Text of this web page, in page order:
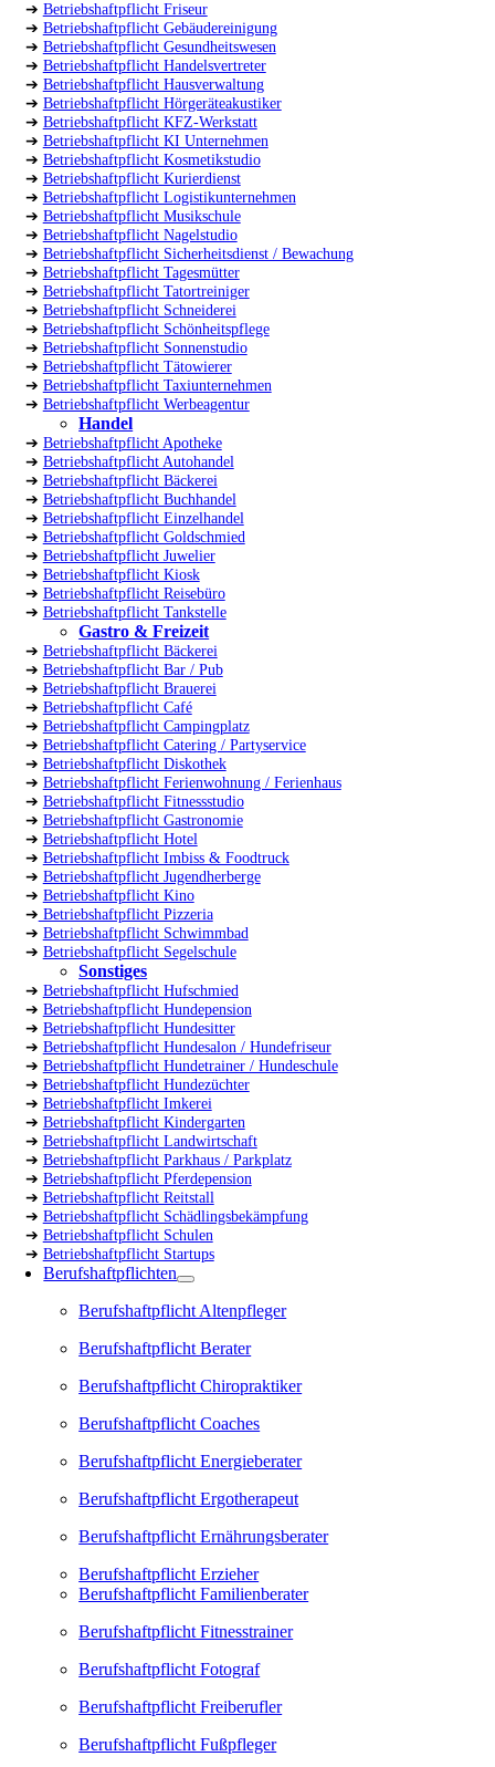
➔ Betriebshaftpflicht Friseur
➔ Betriebshaftpflicht Gebäudereinigung
➔ Betriebshaftpflicht Gesundheitswesen
➔ Betriebshaftpflicht Handelsvertreter
➔ Betriebshaftpflicht Hausverwaltung
➔ Betriebshaftpflicht Hörgeräteakustiker
➔ Betriebshaftpflicht KFZ-Werkstatt
➔ Betriebshaftpflicht KI Unternehmen
➔ Betriebshaftpflicht Kosmetikstudio
➔ Betriebshaftpflicht Kurierdienst
➔ Betriebshaftpflicht Logistikunternehmen
➔ Betriebshaftpflicht Musikschule
➔ Betriebshaftpflicht Nagelstudio
➔ Betriebshaftpflicht Sicherheitsdienst / Bewachung
➔ Betriebshaftpflicht Tagesmütter
➔ Betriebshaftpflicht Tatortreiniger
➔ Betriebshaftpflicht Schneiderei
➔ Betriebshaftpflicht Schönheitspflege
➔ Betriebshaftpflicht Sonnenstudio
➔ Betriebshaftpflicht Tätowierer
➔ Betriebshaftpflicht Taxiunternehmen
➔ Betriebshaftpflicht Werbeagentur
Handel
➔ Betriebshaftpflicht Apotheke
➔ Betriebshaftpflicht Autohandel
➔ Betriebshaftpflicht Bäckerei
➔ Betriebshaftpflicht Buchhandel
➔ Betriebshaftpflicht Einzelhandel
➔ Betriebshaftpflicht Goldschmied
➔ Betriebshaftpflicht Juwelier
➔ Betriebshaftpflicht Kiosk
➔ Betriebshaftpflicht Reisebüro
➔ Betriebshaftpflicht Tankstelle
Gastro & Freizeit
➔ Betriebshaftpflicht Bäckerei
➔ Betriebshaftpflicht Bar / Pub
➔ Betriebshaftpflicht Brauerei
➔ Betriebshaftpflicht Café
➔ Betriebshaftpflicht Campingplatz
➔ Betriebshaftpflicht Catering / Partyservice
➔ Betriebshaftpflicht Diskothek
➔ Betriebshaftpflicht Ferienwohnung / Ferienhaus
➔ Betriebshaftpflicht Fitnessstudio
➔ Betriebshaftpflicht Gastronomie
➔ Betriebshaftpflicht Hotel
➔ Betriebshaftpflicht Imbiss & Foodtruck
➔ Betriebshaftpflicht Jugendherberge
➔ Betriebshaftpflicht Kino
➔ Betriebshaftpflicht Pizzeria
➔ Betriebshaftpflicht Schwimmbad
➔ Betriebshaftpflicht Segelschule
Sonstiges
➔ Betriebshaftpflicht Hufschmied
➔ Betriebshaftpflicht Hundepension
➔ Betriebshaftpflicht Hundesitter
➔ Betriebshaftpflicht Hundesalon / Hundefriseur
➔ Betriebshaftpflicht Hundetrainer / Hundeschule
➔ Betriebshaftpflicht Hundezüchter
➔ Betriebshaftpflicht Imkerei
➔ Betriebshaftpflicht Kindergarten
➔ Betriebshaftpflicht Landwirtschaft
➔ Betriebshaftpflicht Parkhaus / Parkplatz
➔ Betriebshaftpflicht Pferdepension
➔ Betriebshaftpflicht Reitstall
➔ Betriebshaftpflicht Schädlingsbekämpfung
➔ Betriebshaftpflicht Schulen
➔ Betriebshaftpflicht Startups
Berufshaftpflichten
Berufshaftpflicht Altenpfleger
Berufshaftpflicht Berater
Berufshaftpflicht Chiropraktiker
Berufshaftpflicht Coaches
Berufshaftpflicht Energieberater
Berufshaftpflicht Ergotherapeut
Berufshaftpflicht Ernährungsberater
Berufshaftpflicht Erzieher
Berufshaftpflicht Familienberater
Berufshaftpflicht Fitnesstrainer
Berufshaftpflicht Fotograf
Berufshaftpflicht Freiberufler
Berufshaftpflicht Fußpfleger